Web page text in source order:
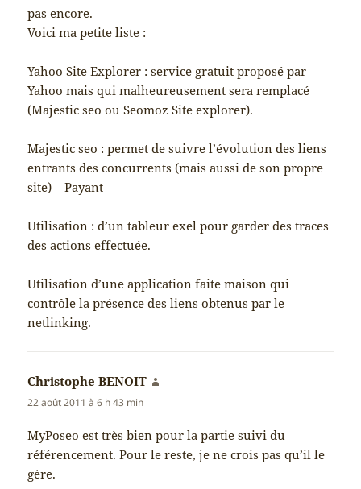
pas encore.
Voici ma petite liste :
Yahoo Site Explorer : service gratuit proposé par
Yahoo mais qui malheureusement sera remplacé
(Majestic seo ou Seomoz Site explorer).
Majestic seo : permet de suivre l’évolution des liens
entrants des concurrents (mais aussi de son propre
site) – Payant
Utilisation : d’un tableur exel pour garder des traces
des actions effectuée.
Utilisation d’une application faite maison qui
contrôle la présence des liens obtenus par le
netlinking.
Christophe BENOIT
22 août 2011 à 6 h 43 min
MyPoseo est très bien pour la partie suivi du
référencement. Pour le reste, je ne crois pas qu’il le
gère.